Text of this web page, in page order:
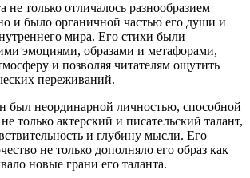
не только отличалось разнообразием
и было органичной частью его души и
мира. Его стихи были
эмоциями, образами и метафорами,
и позволяя читателям ощутить
переживаний.
был неординарной личностью, способной
только актерский и писательский талант,
и глубину мысли. Его
не только дополняло его образ как
новые грани его таланта.